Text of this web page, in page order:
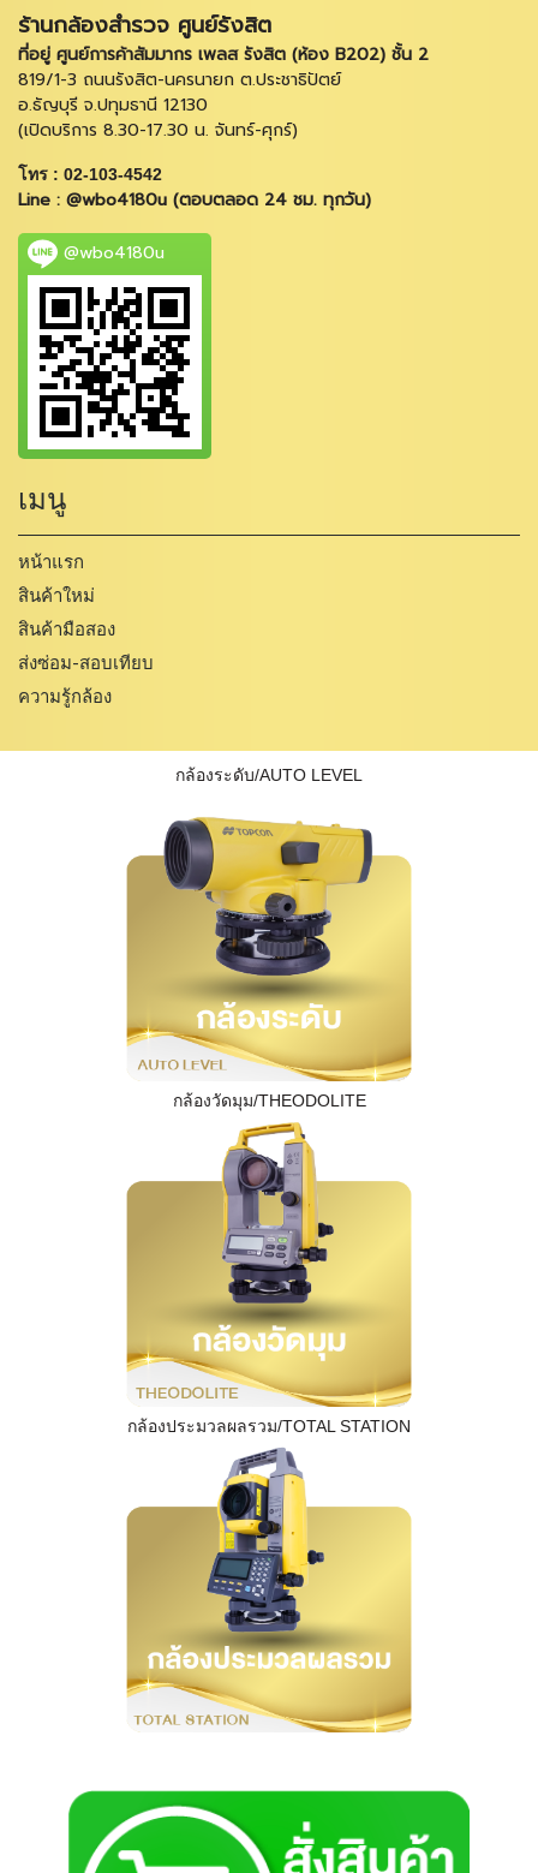
ร้านกล้องสำรวจ ศูนย์รังสิต
ที่อยู่ ศูนย์การค้าสัมมากร เพลส รังสิต (ห้อง B202) ชั้น 2
819/1-3 ถนนรังสิต-นครนายก ต.ประชาธิปัตย์
อ.ธัญบุรี จ.ปทุมธานี 12130
(เปิดบริการ 8.30-17.30 น. จันทร์-ศุกร์)
โทร : 02-103-4542
Line : @wbo4180u (ตอบตลอด 24 ชม. ทุกวัน)
@wbo4180u
เมนู
หน้าแรก
สินค้าใหม่
สินค้ามือสอง
ส่งซ่อม-สอบเทียบ
ความรู้กล้อง
กล้องระดับ/AUTO LEVEL
กล้องวัดมุม/THEODOLITE
กล้องประมวลผลรวม/TOTAL STATION